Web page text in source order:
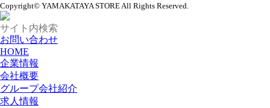
Copyright© YAMAKATAYA STORE All Rights Reserved.
お問い合わせ
HOME
企業情報
会社概要
グループ会社紹介
求人情報